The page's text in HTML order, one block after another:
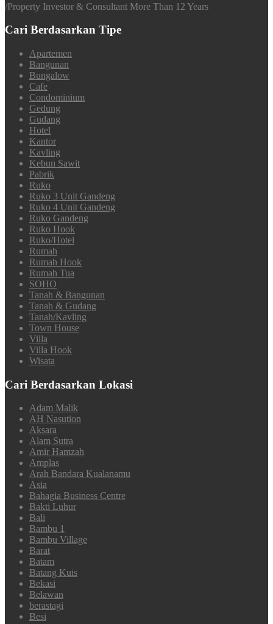
/Property Investor & Consultant More Than 12 Years
Cari Berdasarkan Tipe
Apartemen
Bangunan
Bungalow
Cafe
Condominium
Gedung
Gudang
Hotel
Kantor
Kavling
Kebun Sawit
Pabrik
Ruko
Ruko 3 Unit Gandeng
Ruko 4 Unit Gandeng
Ruko Gandeng
Ruko Hook
Ruko/Hotel
Rumah
Rumah Hook
Rumah Tua
SOHO
Tanah & Bangunan
Tanah & Gudang
Tanah/Kavling
Town House
Villa
Villa Hook
Wisata
Cari Berdasarkan Lokasi
Adam Malik
AH Nasution
Aksara
Alam Sutra
Amir Hamzah
Amplas
Arah Bandara Kualanamu
Asia
Bahagia Business Centre
Bakti Luhur
Bali
Bambu 1
Bambu Village
Barat
Batam
Batang Kuis
Bekasi
Belawan
berastagi
Besi